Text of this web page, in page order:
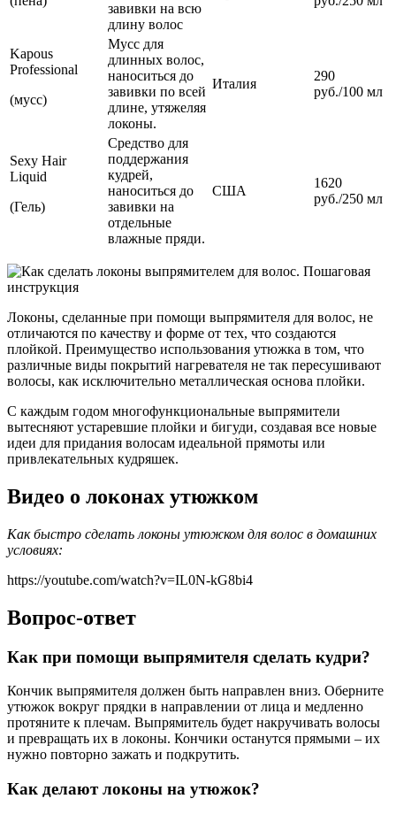
завивки на всю
длину волос
Kapous
Professional
(мусс)
Мусс для
длинных волос,
наноситься до
завивки по всей
длине, утяжеляя
локоны.
Италия
290
руб./100 мл
Sexy Hair
Liquid
(Гель)
Средство для
поддержания
кудрей,
наноситься до
завивки на
отдельные
влажные пряди.
США
1620
руб./250 мл
Локоны, сделанные при помощи выпрямителя для волос, не
отличаются по качеству и форме от тех, что создаются
плойкой. Преимущество использования утюжка в том, что
различные виды покрытий нагревателя не так пересушивают
волосы, как исключительно металлическая основа плойки.
С каждым годом многофункциональные выпрямители
вытесняют устаревшие плойки и бигуди, создавая все новые
идеи для придания волосам идеальной прямоты или
привлекательных кудряшек.
Видео о локонах утюжком
Как быстро сделать локоны утюжком для волос в домашних
условиях:
https://youtube.com/watch?v=IL0N-kG8bi4
Вопрос-ответ
Как при помощи выпрямителя сделать кудри?
Кончик выпрямителя должен быть направлен вниз. Оберните
утюжок вокруг прядки в направлении от лица и медленно
протяните к плечам. Выпрямитель будет накручивать волосы
и превращать их в локоны. Кончики останутся прямыми – их
нужно повторно зажать и подкрутить.
Как делают локоны на утюжок?